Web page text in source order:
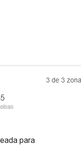
para